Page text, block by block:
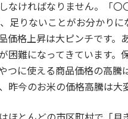
なければなりません。「
足りないことがお分かりに
価格上昇は大ピンチです。
困難になってきています
つに使える商品価格の高
昨今のお米の価格高騰は大